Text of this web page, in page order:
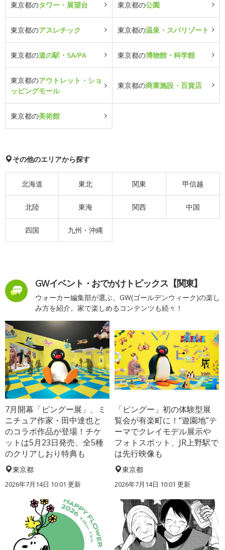
東京都のタワー・展望台 東京都の公園
東京都のアスレチック 東京都の温泉・スパリゾート
東京都の道の駅・SA/PA 東京都の博物館・科学館
東京都のアウトレット・ショ
ッピングモール
東京都の商業施設・百貨店
東京都の美術館
その他のエリアから探す
北海道 東北 関東 甲信越
北陸 東海 関西 中国
四国 九州・沖縄
GWイベント・おでかけトピックス【関東】
ウォーカー編集部が選ぶ、GW(ゴールデンウィーク)の楽し
み方を紹介。家で楽しめるコンテンツも続々！
7月開幕「ピングー展」、ミ
ニチュア作家・田中達也と
のコラボ作品が登場！チケ
ットは5月23日発売、全5種
のクリアしおり特典も
東京都
2026年7月14日 10:01 更新
「ピングー」初の体験型展
覧会が有楽町に！“遊園地”テ
ーマでクレイモデル展示や
フォトスポット、JR上野駅で
は先行映像も
東京都
2026年7月14日 10:01 更新